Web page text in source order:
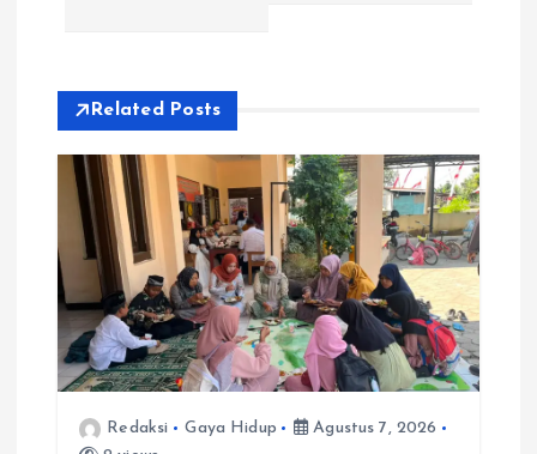
s
o
s
Related Posts
Redaksi Gaya Hidup
Agustus 7, 2026